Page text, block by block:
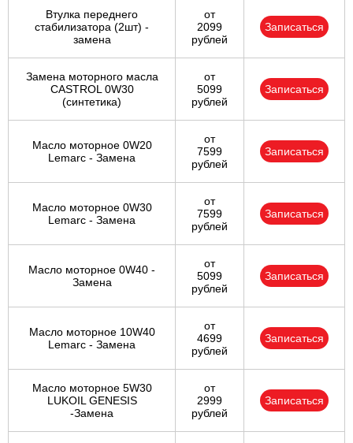
Втулка переднего
стабилизатора (2шт) -
замена
от
2099
рублей
Записаться
Замена моторного масла
CASTROL 0W30
(синтетика)
от
5099
рублей
Записаться
Масло моторное 0W20
Lemarc - Замена
от
7599
рублей
Записаться
Масло моторное 0W30
Lemarc - Замена
от
7599
рублей
Записаться
Масло моторное 0W40 -
Замена
от
5099
рублей
Записаться
Масло моторное 10W40
Lemarc - Замена
от
4699
рублей
Записаться
Масло моторное 5W30
LUKOIL GENESIS
-Замена
от
2999
рублей
Записаться